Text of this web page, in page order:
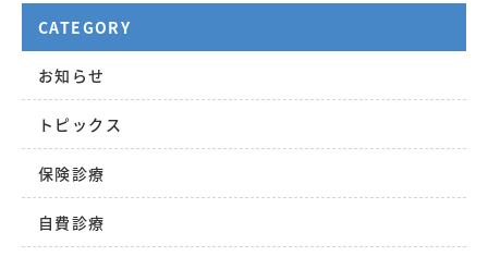
CATEGORY
お知らせ
トピックス
保険診療
自費診療